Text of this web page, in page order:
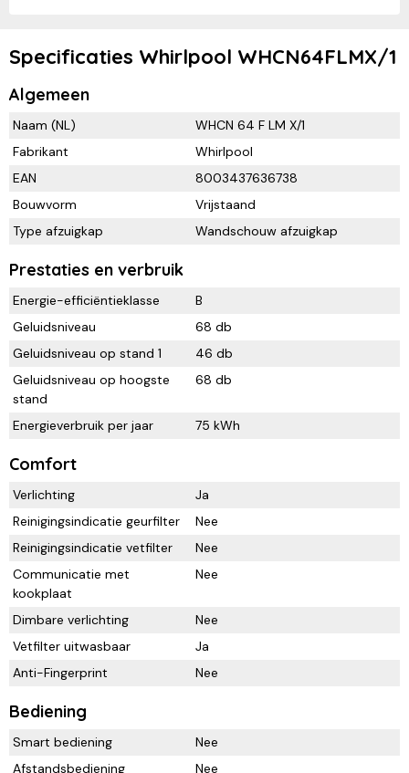
Specificaties Whirlpool WHCN64FLMX/1
Algemeen
Naam (NL)
WHCN 64 F LM X/1
Fabrikant
Whirlpool
EAN
8003437636738
Bouwvorm
Vrijstaand
Type afzuigkap
Wandschouw afzuigkap
Prestaties en verbruik
Energie-efficiëntieklasse
B
Geluidsniveau
68 db
Geluidsniveau op stand 1
46 db
Geluidsniveau op hoogste
stand
68 db
Energieverbruik per jaar 75 kWh
Comfort
Verlichting
Ja
Reinigingsindicatie geurfilter
Nee
Reinigingsindicatie vetfilter
Nee
Communicatie met
kookplaat
Nee
Dimbare verlichting
Nee
Vetfilter uitwasbaar
Ja
Anti-Fingerprint
Nee
Bediening
Smart bediening
Nee
Afstandsbediening
Nee